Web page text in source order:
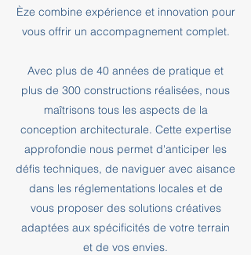
Èze combine expérience et innovation pour
vous offrir un accompagnement complet.
Avec plus de 40 années de pratique et
plus de 300 constructions réalisées, nous
maîtrisons tous les aspects de la
conception architecturale. Cette expertise
approfondie nous permet d'anticiper les
défis techniques, de naviguer avec aisance
dans les réglementations locales et de
vous proposer des solutions créatives
adaptées aux spécificités de votre terrain
et de vos envies.